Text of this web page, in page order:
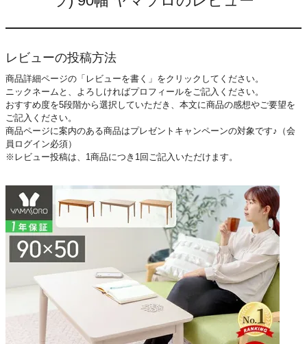
レビューの投稿方法
商品詳細ページの「レビューを書く」をクリックしてください。
ニックネームと、よろしければプロフィールをご記入ください。
おすすめ度を5段階から選択していただき、本文に商品の感想やご要望を
ご記入ください。
商品ページに案内のある商品はプレゼントキャンペーンの対象です♪（会
員ログイン必須）
※レビュー投稿は、1商品につき1回ご記入いただけます。